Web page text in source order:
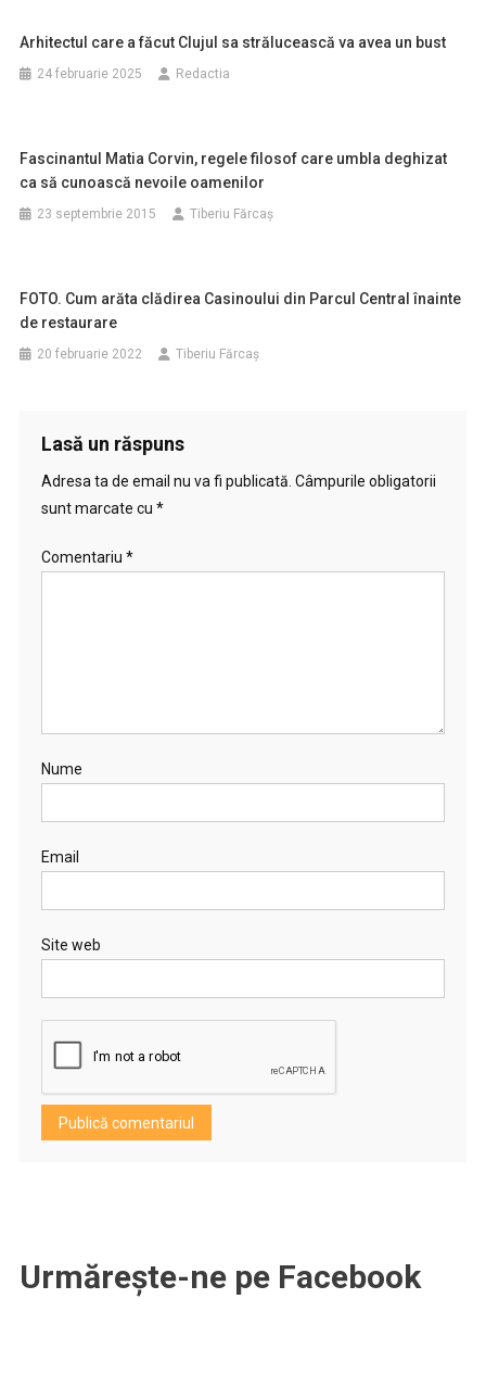
Arhitectul care a făcut Clujul sa strălucească va avea un bust
24 februarie 2025 Redactia
Fascinantul Matia Corvin, regele filosof care umbla deghizat
ca să cunoască nevoile oamenilor
23 septembrie 2015 Tiberiu Fărcaş
FOTO. Cum arăta clădirea Casinoului din Parcul Central înainte
de restaurare
20 februarie 2022 Tiberiu Fărcaş
Lasă un răspuns
Adresa ta de email nu va fi publicată. Câmpurile obligatorii
sunt marcate cu *
Comentariu *
Nume
Email
Site web
Urmărește-ne pe Facebook